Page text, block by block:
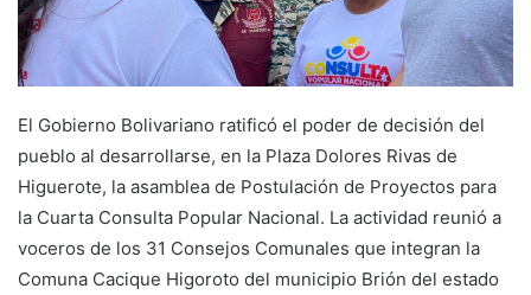
El Gobierno Bolivariano ratificó el poder de decisión del
pueblo al desarrollarse, en la Plaza Dolores Rivas de
Higuerote, la asamblea de Postulación de Proyectos para
la Cuarta Consulta Popular Nacional. La actividad reunió a
voceros de los 31 Consejos Comunales que integran la
Comuna Cacique Higoroto del municipio Brión del estado